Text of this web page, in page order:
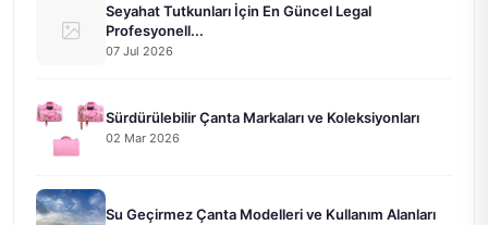
Seyahat Tutkunları İçin En Güncel Legal
Profesyonell...
07 Jul 2026
Sürdürülebilir Çanta Markaları ve Koleksiyonları
02 Mar 2026
Su Geçirmez Çanta Modelleri ve Kullanım Alanları